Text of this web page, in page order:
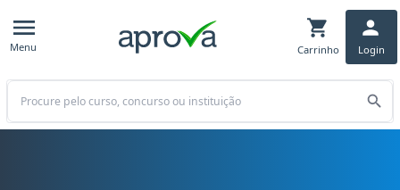
Menu Carrinho Login
Buscar